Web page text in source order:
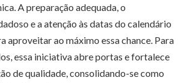
A preparação adequada, o
e a atenção às datas do calendário
aproveitar ao máximo essa chance. Para
essa iniciativa abre portas e fortalece
de qualidade, consolidando-se como